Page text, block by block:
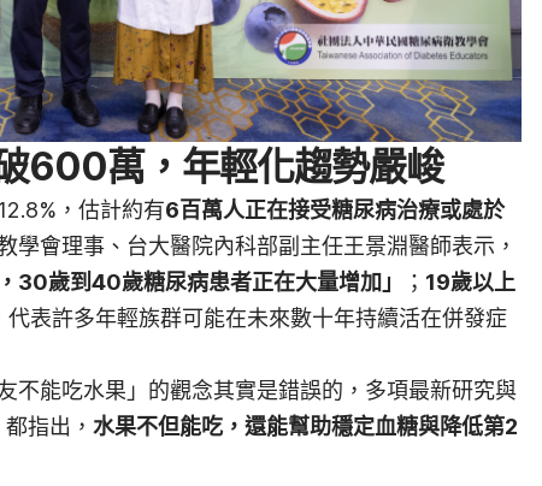
600萬，年輕化趨勢嚴峻
，估計約有6百萬人正在接受糖尿病治療或處於
學會理事、台大醫院內科部副主任王景淵醫師表示，
30歲到40歲糖尿病患者正在大量增加」
； 19歲以上
代表許多年輕族群可能在未來數十年持續活在併發症
不能吃水果」的觀念其實是錯誤的，多項最新研究與
指出， 水果不但能吃，還能幫助穩定血糖與降低第2